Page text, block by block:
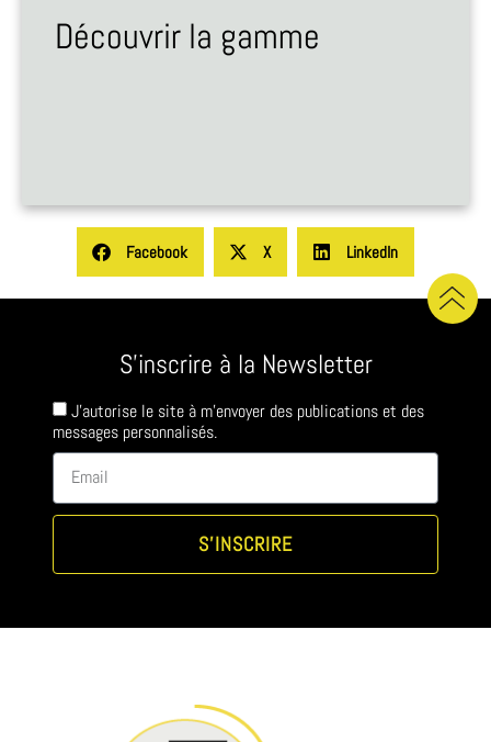
Découvrir la gamme
Facebook X LinkedIn
S'inscrire à la Newsletter
J'autorise le site à m'envoyer des publications et des
messages personnalisés.
S'INSCRIRE